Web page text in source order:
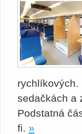
rychlíkových.
sedačkách a
Podstatná
fi. »